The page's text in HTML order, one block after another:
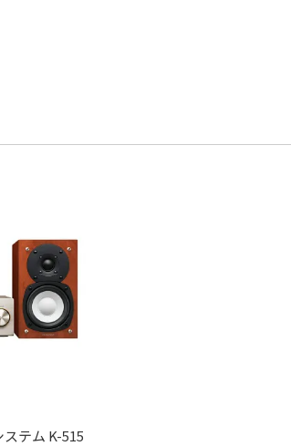
テム K-515